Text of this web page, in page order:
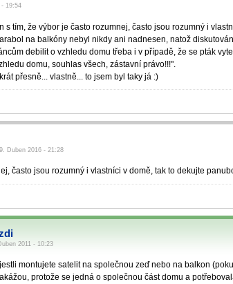
- 19:54
s tím, že výbor je často rozumnej, často jsou rozumný i
na balkóny nebyl nikdy ani nadnesen, natož
debilit o vzhledu domu třeba i v případě, že se pták
domu, souhlas všech, zástavní právo!!!".
přesně... vlastně... to jsem byl taky já :)
Duben 2016 - 21:28
často jsou rozumný i vlastníci v domě, tak to dekujte
2011 - 10:23
montujete satelit na společnou zeď nebo na balkon
protože se jedná o společnou část domu a